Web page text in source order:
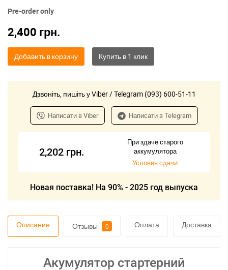
Pre-order only
2,400 грн.
Добавить в корзину
Дзвоніть, пишіть у Viber / Telegram (093) 600-51-11
Написати в Viber Написати в Telegram
2,202 грн.
При здаче старого
аккумулятора
Условия сдачи
Новая поставка! На 90% - 2025 год выпуска
Описание Отзывы 0 Оплата Доставка
Акумулятор стартерний